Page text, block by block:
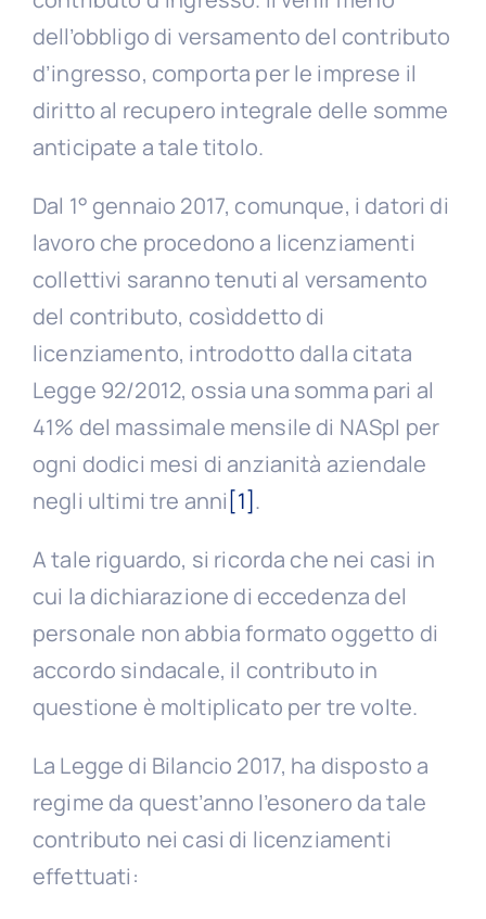
dell’obbligo di versamento del contributo
d’ingresso, comporta per le imprese il
diritto al recupero integrale delle somme
anticipate a tale titolo.
Dal 1° gennaio 2017, comunque, i datori di
lavoro che procedono a licenziamenti
collettivi saranno tenuti al versamento
del contributo, cosìddetto di
licenziamento, introdotto dalla citata
Legge 92/2012, ossia una somma pari al
41% del massimale mensile di NASpI per
ogni dodici mesi di anzianità aziendale
negli ultimi tre anni [1].
A tale riguardo, si ricorda che nei casi in
cui la dichiarazione di eccedenza del
personale non abbia formato oggetto di
accordo sindacale, il contributo in
questione è moltiplicato per tre volte.
La Legge di Bilancio 2017, ha disposto a
regime da quest’anno l’esonero da tale
contributo nei casi di licenziamenti
effettuati: